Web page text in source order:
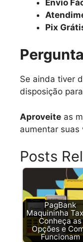
Envio
Pix
Se ainda tiver
disposição
Aproveite as
aumentar suas
Posts
PagBank
Maquininha
Conheça as
Opções e
Funcionam